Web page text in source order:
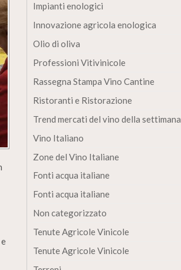
Impianti enologici
Innovazione agricola enologica
Olio di oliva
Professioni Vitivinicole
Rassegna Stampa Vino Cantine
Ristoranti e Ristorazione
Trend mercati del vino della settimana
Vino Italiano
Zone del Vino Italiane
Fonti acqua italiane
Fonti acqua italiane
Non categorizzato
Tenute Agricole Vinicole
Tenute Agricole Vinicole